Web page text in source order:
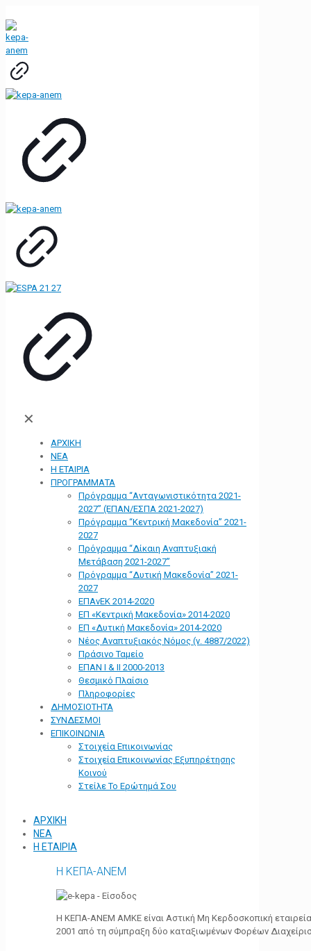
✕
ΑΡΧΙΚΗ
ΝΕΑ
Η ΕΤΑΙΡΙΑ
ΠΡΟΓΡΑΜΜΑΤΑ
Πρόγραμμα “Ανταγωνιστικότητα 2021-
2027” (ΕΠΑΝ/ΕΣΠΑ 2021-2027)
Πρόγραμμα “Κεντρική Μακεδονία” 2021-
2027
Πρόγραμμα “Δίκαιη Αναπτυξιακή
Μετάβαση 2021-2027”
Πρόγραμμα “Δυτική Μακεδονία” 2021-
2027
ΕΠΑνΕΚ 2014-2020
ΕΠ «Kεντρική Μακεδονία» 2014-2020
ΕΠ «Δυτική Μακεδονία» 2014-2020
Νέος Αναπτυξιακός Νόμος (ν. 4887/2022)
Πράσινο Ταμείο
ΕΠΑΝ Ι & ΙΙ 2000-2013
Θεσμικό Πλαίσιο
Πληροφορίες
ΔΗΜΟΣΙΟΤΗΤΑ
ΣΥΝΔΕΣΜΟΙ
ΕΠΙΚΟΙΝΩΝΙΑ
Στοιχεία Επικοινωνίας
Στοιχεία Επικοινωνίας Εξυπηρέτησης
Κοινού
Στείλε Το Ερώτημά Σου
ΑΡΧΙΚΗ
ΝΕΑ
Η ΕΤΑΙΡΙΑ
Η ΚΕΠΑ-ΑΝΕΜ
Η ΚΕΠΑ-ΑΝΕΜ ΑΜΚΕ είναι Αστική Μη Κερδοσκοπική
2001 από τη σύμπραξη δύο καταξιωμένων Φορέων